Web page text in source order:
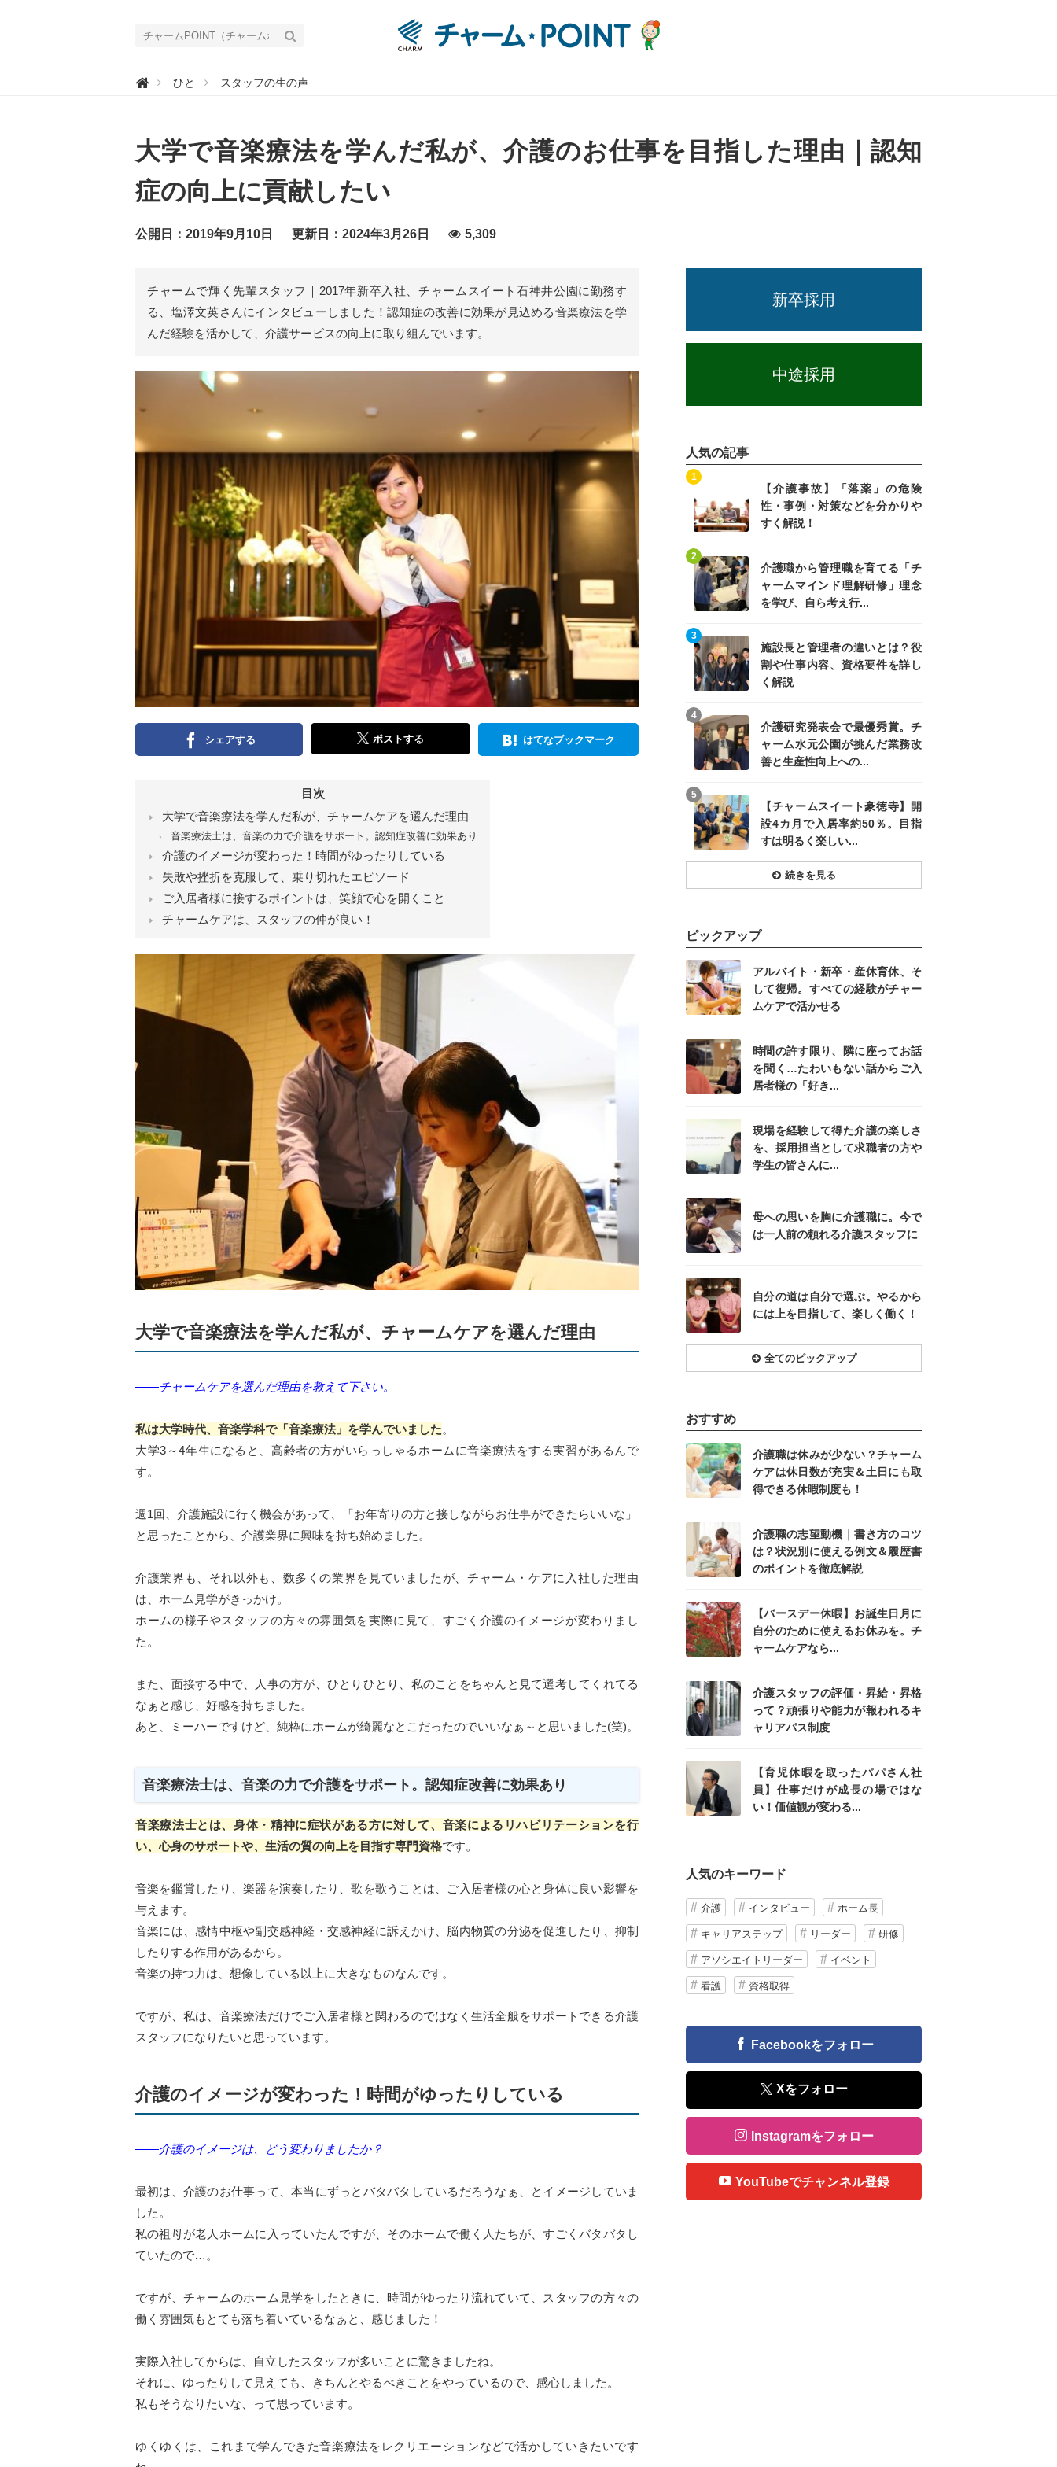
チ
O
I
N
（
チ
ャ
ム
ポ
｜
護
働
メ
ひと スタッフの生の声
大学で音楽療法を学んだ私が、介護のお仕事を目指した理由｜認知
症の向上に貢献したい
公開日：2019年9月10日 更新日：2024年3月26日 5,309
チャームで輝く先輩スタッフ｜2017年新卒入社、チャームスイート石神井公園に勤務す
る、塩澤文英さんにインタビューしました！認知症の改善に効果が見込める音楽療法を学
んだ経験を活かして、介護サービスの向上に取り組んでいます。
シェアする ポストする はてなブックマーク
目次
大学で音楽療法を学んだ私が、チャームケアを選んだ理由
音楽療法士は、音楽の力で介護をサポート。認知症改善に効果あり
介護のイメージが変わった！時間がゆったりしている
失敗や挫折を克服して、乗り切れたエピソード
ご入居者様に接するポイントは、笑顔で心を開くこと
チャームケアは、スタッフの仲が良い！
大学で音楽療法を学んだ私が、チャームケアを選んだ理由
――チャームケアを選んだ理由を教えて下さい。
私は大学時代、音楽学科で「音楽療法」を学んでいました。
大学3～4年生になると、高齢者の方がいらっしゃるホームに音楽療法をする実習があるんで
す。
週1回、介護施設に行く機会があって、「お年寄りの方と接しながらお仕事ができたらいいな」
と思ったことから、介護業界に興味を持ち始めました。
介護業界も、それ以外も、数多くの業界を見ていましたが、チャーム・ケアに入社した理由
は、ホーム見学がきっかけ。
ホームの様子やスタッフの方々の雰囲気を実際に見て、すごく介護のイメージが変わりまし
た。
また、面接する中で、人事の方が、ひとりひとり、私のことをちゃんと見て選考してくれてる
なぁと感じ、好感を持ちました。
あと、ミーハーですけど、純粋にホームが綺麗なとこだったのでいいなぁ～と思いました(笑)。
音楽療法士は、音楽の力で介護をサポート。認知症改善に効果あり
音楽療法士とは、身体・精神に症状がある方に対して、音楽によるリハビリテーションを行
い、心身のサポートや、生活の質の向上を目指す専門資格です。
音楽を鑑賞したり、楽器を演奏したり、歌を歌うことは、ご入居者様の心と身体に良い影響を
与えます。
音楽には、感情中枢や副交感神経・交感神経に訴えかけ、脳内物質の分泌を促進したり、抑制
したりする作用があるから。
音楽の持つ力は、想像している以上に大きなものなんです。
ですが、私は、音楽療法だけでご入居者様と関わるのではなく生活全般をサポートできる介護
スタッフになりたいと思っています。
介護のイメージが変わった！時間がゆったりしている
――介護のイメージは、どう変わりましたか？
最初は、介護のお仕事って、本当にずっとバタバタしているだろうなぁ、とイメージしていま
した。
私の祖母が老人ホームに入っていたんですが、そのホームで働く人たちが、すごくバタバタし
ていたので…。
ですが、チャームのホーム見学をしたときに、時間がゆったり流れていて、スタッフの方々の
働く雰囲気もとても落ち着いているなぁと、感じました！
実際入社してからは、自立したスタッフが多いことに驚きましたね。
それに、ゆったりして見えても、きちんとやるべきことをやっているので、感心しました。
私もそうなりたいな、って思っています。
ゆくゆくは、これまで学んできた音楽療法をレクリエーションなどで活かしていきたいです
新卒採用
中途採用
人気の記事
【介護事故】「落薬」の危険
性・事例・対策などを分かりや
すく解説！
1
介護職から管理職を育てる「チ
ャームマインド理解研修」理念
を学び、自ら考え行...
2
施設長と管理者の違いとは？役
割や仕事内容、資格要件を詳し
く解説
3
記事を読む
介護研究発表会で最優秀賞。チ
ャーム水元公園が挑んだ業務改
善と生産性向上への...
4
【チャームスイート豪徳寺】開
設4カ月で入居率約50％。目指
すは明るく楽しい...
5
続きを見る
ピックアップ
アルバイト・新卒・産休育休、そ
して復帰。すべての経験がチャー
ムケアで活かせる
記事を読む
時間の許す限り、隣に座ってお話
を聞く…たわいもない話からご入
居者様の「好き...
現場を経験して得た介護の楽しさ
を、採用担当として求職者の方や
学生の皆さんに...
母への思いを胸に介護職に。今で
は一人前の頼れる介護スタッフに
自分の道は自分で選ぶ。やるから
には上を目指して、楽しく働く！
全てのピックアップ
おすすめ
介護職は休みが少ない？チャーム
ケアは休日数が充実＆土日にも取
得できる休暇制度も！
介護職の志望動機｜書き方のコツ
は？状況別に使える例文＆履歴書
のポイントを徹底解説
記事を読む
【バースデー休暇】お誕生日月に
自分のために使えるお休みを。チ
ャームケアなら...
介護スタッフの評価・昇給・昇格
って？頑張りや能力が報われるキ
ャリアパス制度
記事を読む
【育児休暇を取ったパパさん社
員】仕事だけが成長の場ではな
い！価値観が変わる...
人気のキーワード
介護 インタビュー ホーム長
キャリアステップ リーダー 研修
アソシエイトリーダー イベント
看護 資格取得
Facebookをフォロー
Xをフォロー
Instagramをフォロー
YouTubeでチャンネル登録